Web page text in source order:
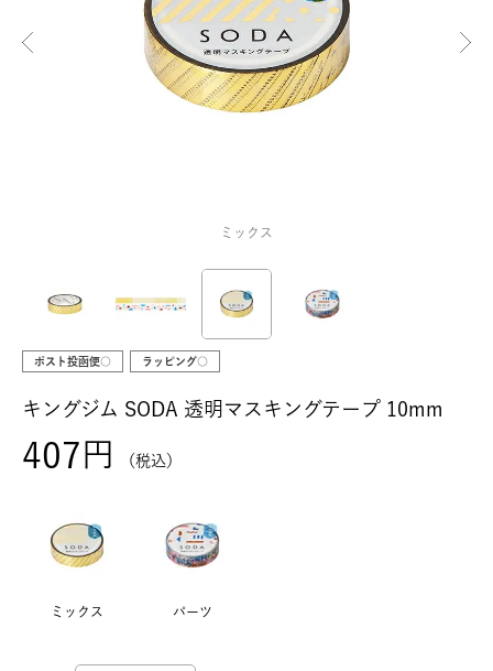
ミックス
ポスト投函便○ ラッピング○
キングジム SODA 透明マスキングテープ 10mm
407 税込
ミックス パーツ